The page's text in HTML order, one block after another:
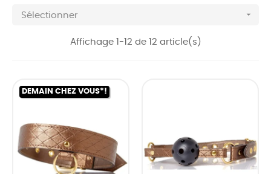
Sélectionner 
Affichage 1-12 de 12 article(s)
DEMAIN CHEZ VOUS*!